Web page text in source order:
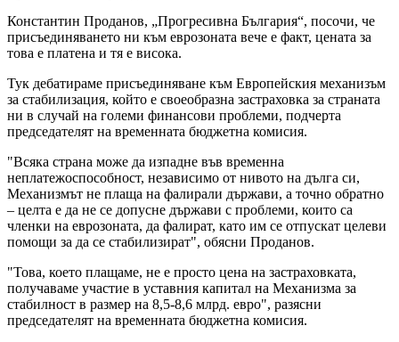
Константин Проданов, „Прогресивна България“, посочи, че
присъединяването ни към еврозоната вече е факт, цената за
това е платена и тя е висока.
Тук дебатираме присъединяване към Европейския механизъм
за стабилизация, който е своеобразна застраховка за страната
ни в случай на големи финансови проблеми, подчерта
председателят на временната бюджетна комисия.
"Всяка страна може да изпадне във временна
неплатежоспособност, независимо от нивото на дълга си,
Механизмът не плаща на фалирали държави, а точно обратно
– целта е да не се допусне държави с проблеми, които са
членки на еврозоната, да фалират, като им се отпускат целеви
помощи за да се стабилизират", обясни Проданов.
"Това, което плащаме, не е просто цена на застраховката,
получаваме участие в уставния капитал на Механизма за
стабилност в размер на 8,5-8,6 млрд. евро", разясни
председателят на временната бюджетна комисия.